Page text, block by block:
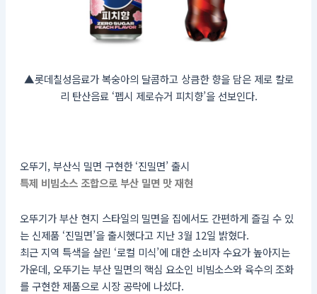
▲롯데칠성음료가 복숭아의 달콤하고 상큼한 향을 담은 제로 칼로
리 탄산음료 ‘펩시 제로슈거 피치향’을 선보인다.
오뚜기, 부산식 밀면 구현한 ‘진밀면’ 출시
특제 비빔소스 조합으로 부산 밀면 맛 재현
오뚜기가 부산 현지 스타일의 밀면을 집에서도 간편하게 즐길 수 있
는 신제품 ‘진밀면’을 출시했다고 지난 3월 12일 밝혔다.
최근 지역 특색을 살린 ‘로컬 미식’에 대한 소비자 수요가 높아지는
가운데, 오뚜기는 부산 밀면의 핵심 요소인 비빔소스와 육수의 조화
를 구현한 제품으로 시장 공략에 나섰다.